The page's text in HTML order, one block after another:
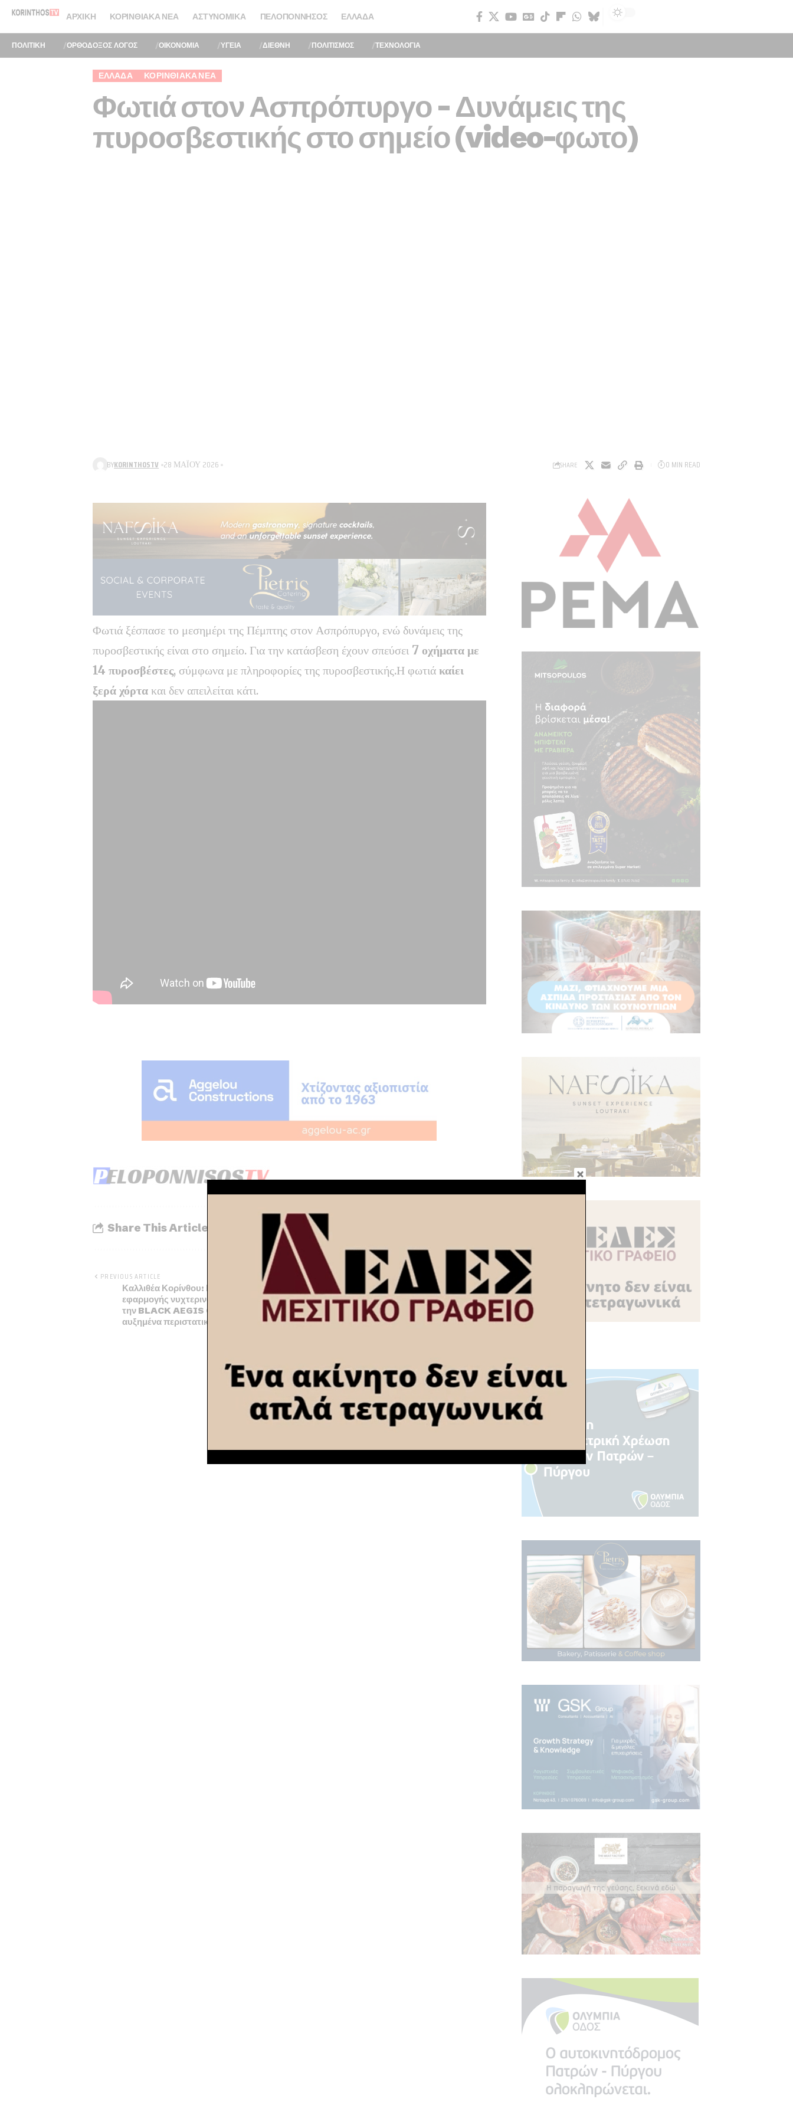
ΑΡΧΙΚΉ ΚΟΡΙΝΘΙΑΚΆ ΝΈΑ ΑΣΤΥΝΟΜΙΚΆ ΠΕΛΟΠΌΝΝΗΣΟΣ ΕΛΛΆΔΑ
ΠΟΛΙΤΙΚΗ ΟΡΘΟΔΟΞΟΣ ΛΟΓΟΣ ΟΙΚΟΝΟΜΙΑ ΥΓΕΙΑ ΔΙΕΘΝΗ ΠΟΛΙΤΙΣΜΟΣ ΤΕΧΝΟΛΟΓΙΑ
ΕΛΛΆΔΑ ΚΟΡΙΝΘΙΑΚΆ ΝΈΑ
Φωτιά στον Ασπρόπυργο – Δυνάμεις της
πυροσβεστικής στο σημείο (video-φωτο)
BYKORINTHOSTV 28 ΜΑΪ́ΟΥ 2026 SHARE 0 MIN READ
Φωτιά ξέσπασε το μεσημέρι της Πέμπτης στον Ασπρόπυργο, ενώ δυνάμεις της
πυροσβεστικής είναι στο σημείο. Για την κατάσβεση έχουν σπεύσει 7 οχήματα με
14 πυροσβέστες, σύμφωνα με πληροφορίες της πυροσβεστικής.Η φωτιά καίει
ξερά χόρτα και δεν απειλείται κάτι.
Share This Article
PREVIOUS ARTICLE
Καλλιθέα Κορίνθου: Πρόταση
εφαρμογής νυχτερινών περιπολιών από
την BLACK AEGIS GROUP μετά τα
αυξημένα περιστατικά κλοπών
NEXT ARTICLE
“Ξήλωσαν” διαδικτυακή ομάδα στην
Κόρινθο: Ενημέρωναν οδηγούς για
μπλόκα της Τροχαίας – Πάνω από
3.900 μέλη!